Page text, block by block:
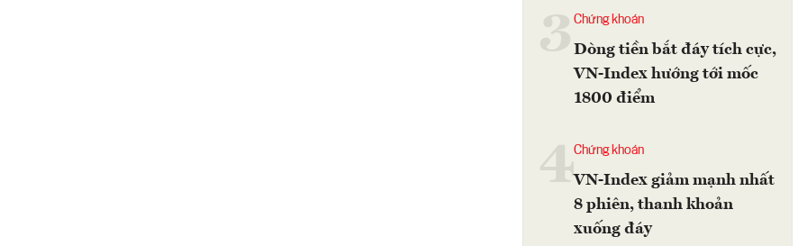
Chứng khoán
Dòng tiền bắt đáy tích cực,
VN-Index hướng tới mốc
1800 điểm
4Chứng khoán
VN-Index giảm mạnh nhất
8 phiên, thanh khoản
xuống đáy